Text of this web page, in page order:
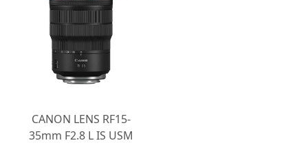
CANON LENS RF15-
35mm F2.8 L IS USM